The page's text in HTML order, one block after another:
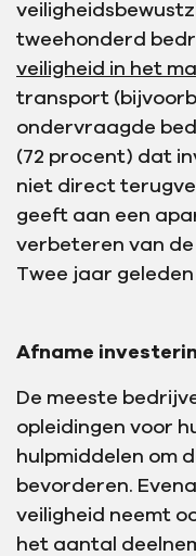
tweehonderd
veiligheid in het
transport
ondervraagde
(72 procent) dat
niet direct
geeft aan een
verbeteren van
Twee jaar
Afname
De meeste
opleidingen voor
hulpmiddelen om
bevorderen.
veiligheid neemt
het aantal